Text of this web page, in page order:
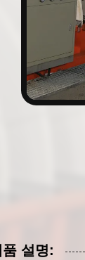
품 설명: